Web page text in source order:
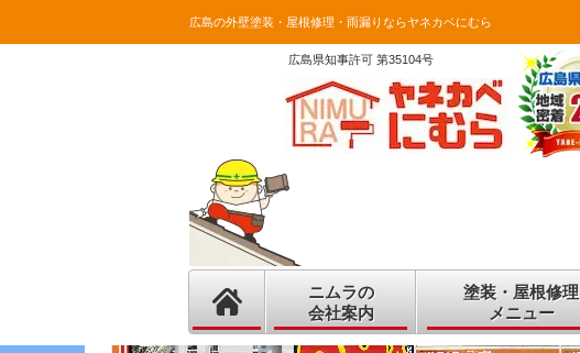
広島の外壁塗装・屋根修理・雨漏りならヤネカベにむら
広島県知事許可 第35104号
ニムラの
会社案内
塗装・屋根修理
メニュー